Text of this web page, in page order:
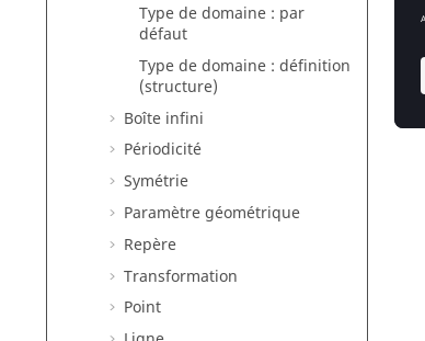
Type de domaine : par
défaut
Type de domaine : définition
(structure)
Boîte infini
Périodicité
Symétrie
Paramètre géométrique
Repère
Transformation
Point